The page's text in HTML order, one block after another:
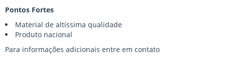
Pontos Fortes
Material de altíssima qualidade
Produto nacional
Para informações adicionais entre em contato